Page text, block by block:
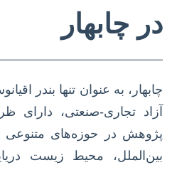
در چابهار
چابهار، به عنوان تنها بندر
آزاد تجاری-صنعتی، دارای
پژوهش در حوزه‌های متنوعی
بین‌الملل، محیط زیست